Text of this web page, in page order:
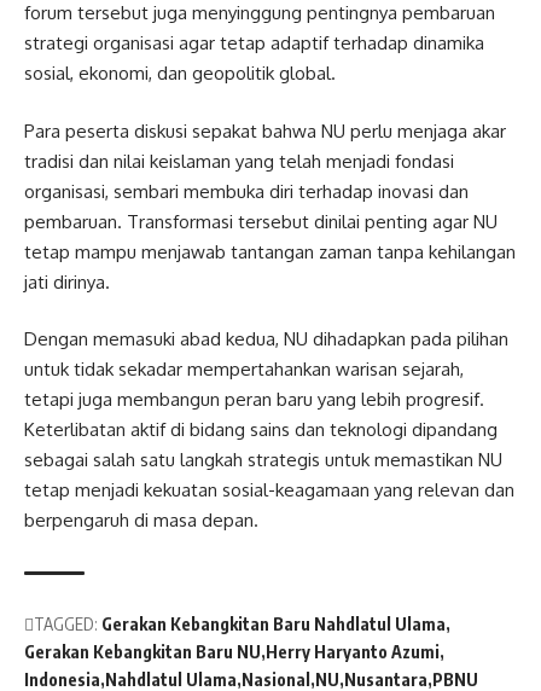
forum tersebut juga menyinggung pentingnya pembaruan
strategi organisasi agar tetap adaptif terhadap dinamika
sosial, ekonomi, dan geopolitik global.
Para peserta diskusi sepakat bahwa NU perlu menjaga akar
tradisi dan nilai keislaman yang telah menjadi fondasi
organisasi, sembari membuka diri terhadap inovasi dan
pembaruan. Transformasi tersebut dinilai penting agar NU
tetap mampu menjawab tantangan zaman tanpa kehilangan
jati dirinya.
Dengan memasuki abad kedua, NU dihadapkan pada pilihan
untuk tidak sekadar mempertahankan warisan sejarah,
tetapi juga membangun peran baru yang lebih progresif.
Keterlibatan aktif di bidang sains dan teknologi dipandang
sebagai salah satu langkah strategis untuk memastikan NU
tetap menjadi kekuatan sosial-keagamaan yang relevan dan
berpengaruh di masa depan.
TAGGED: Gerakan Kebangkitan Baru Nahdlatul Ulama
Gerakan Kebangkitan Baru NU Herry Haryanto Azumi
Indonesia Nahdlatul Ulama Nasional NU Nusantara PBNU